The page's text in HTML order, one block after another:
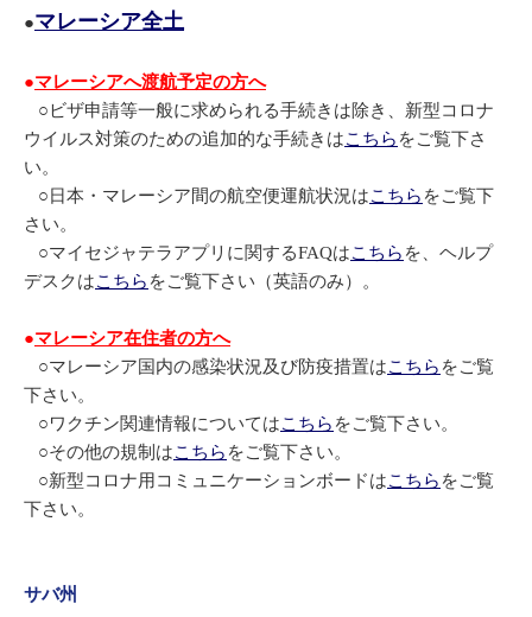
●マレーシア全土
●マレーシアへ渡航予定の方へ
○ビザ申請等一般に求められる手続きは除き、新型コロナ
ウイルス対策のための追加的な手続きはこちら をご覧下さ
い。
○日本・マレーシア間の航空便運航状況はこちら をご覧下
さい。
○マイセジャテラアプリに関するFAQはこちら を、ヘルプ
デスクはこちら をご覧下さい（英語のみ）。
●マレーシア在住者の方へ
○マレーシア国内の感染状況及び防疫措置はこちら をご覧
下さい。
○ワクチン関連情報についてはこちら をご覧下さい。
○その他の規制はこちら をご覧下さい。
○新型コロナ用コミュニケーションボードはこちら をご覧
下さい。
サバ州